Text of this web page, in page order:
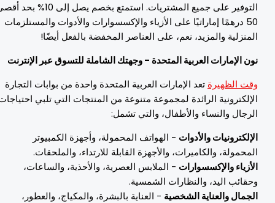
التوفير على جميع المشتريات. استمتع بخصم يصل إلى 10% بحد أقصى
50 درهمًا إماراتيًا على الأزياء والإكسسوارات والأدوات والمستلزمات
والمزيد، نعم، على العناصر المخفضة بالفعل أيضًا!
الإمارات العربية المتحدة - وجهتك الشاملة للتسوق عبر الإنترنت
الظهيرةتعد الإمارات العربية المتحدة واحدة من بوابات التجارة
الرائدة لمجموعة متنوعة من المنتجات التي تلبي احتياجات
والنساء والأطفال، والتي تشمل:
والأدوات- الهواتف المحمولة، وأجهزة الكمبيوتر
والكاميرات، والأجهزة القابلة للارتداء، والملحقات.
والإكسسوارات- الملابس العصرية، والأحذية، والساعات،
اليد، والنظارات الشمسية.
والعناية الشخصية- العناية بالبشرة، والمكياج، والعطور،